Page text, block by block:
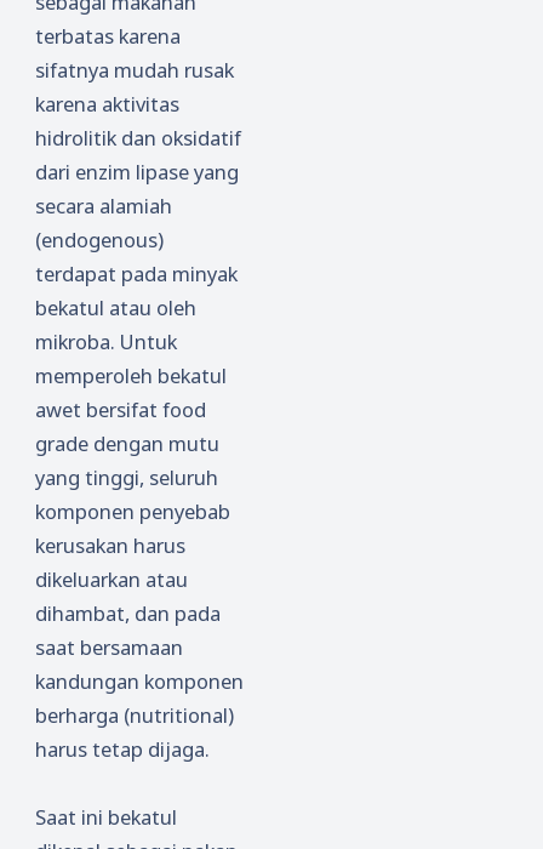
terbatas karena
sifatnya mudah rusak
karena aktivitas
hidrolitik dan oksidatif
dari enzim lipase yang
secara alamiah
(endogenous)
terdapat pada minyak
bekatul atau oleh
mikroba. Untuk
memperoleh bekatul
awet bersifat food
grade dengan mutu
yang tinggi, seluruh
komponen penyebab
kerusakan harus
dikeluarkan atau
dihambat, dan pada
saat bersamaan
kandungan komponen
berharga (nutritional)
harus tetap dijaga.
Saat ini bekatul